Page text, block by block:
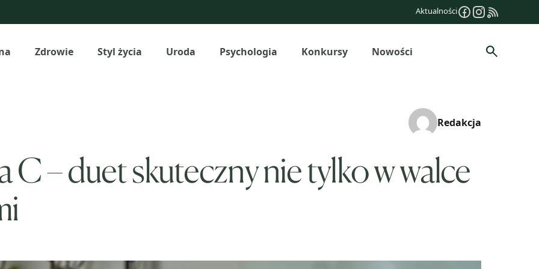
Aktualności
Zdrowie Styl życia Uroda Psychologia Konkursy Nowości Szukaj
Redakcja
C – duet skuteczny nie tylko w walce